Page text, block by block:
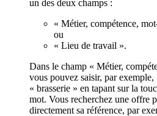
un des deux champs :
« Métier, compétence,
ou
« Lieu de travail ».
Dans le champ « Métier,
vous pouvez saisir, par
« brasserie » en tapant sur la
mot. Vous recherchez une offre
directement sa référence, par